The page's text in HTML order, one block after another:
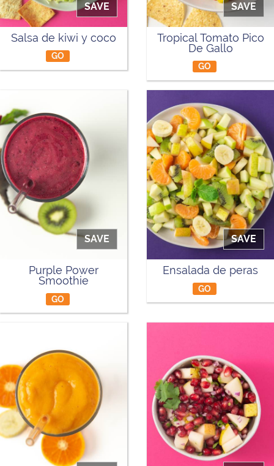
SAVE
Salsa de kiwi y coco
GO
SAVE
Tropical Tomato Pico
De Gallo
GO
SAVE
Purple Power
Smoothie
GO
SAVE
Ensalada de peras
GO